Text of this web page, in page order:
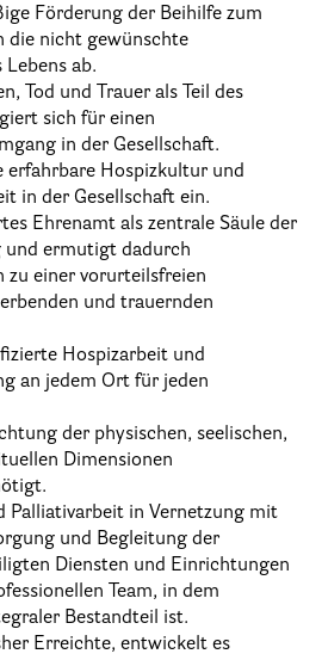
Zuhause
im Pflegeheim
im stationären Hospiz
und Jugendliche
im Krankenhaus
–
zum Download
– Festakt am 19. Okt. 2024
Hospizaktionen
zur Hospiz- und Palliativarbeit
Hospizforen
Wünsche Wand
Ehrenamt
Förderung der Beihilfe zum
die nicht gewünschte
Lebens ab.
Tod und Trauer als Teil des
sich für einen
in der Gesellschaft.
erfahrbare Hospizkultur und
in der Gesellschaft ein.
Ehrenamt als zentrale Säule der
und ermutigt dadurch
zu einer vorurteilsfreien
und trauernden
Hospizarbeit und
an jedem Ort für jeden
der physischen, seelischen,
Dimensionen
Palliativarbeit in Vernetzung mit
und Begleitung der
Diensten und Einrichtungen
Team, in dem
Bestandteil ist.
Erreichte, entwickelt es